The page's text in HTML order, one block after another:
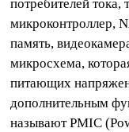
потребителей тока,
микроконтроллер,
память,
микросхема,
питающих
дополнительным
называют PMIC